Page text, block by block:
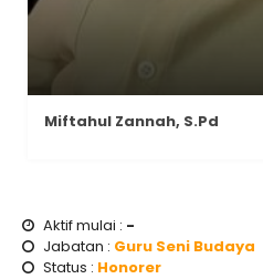
Miftahul Zannah, S.Pd
Aktif mulai : -
Jabatan : Guru Seni Budaya
Status : Honorer